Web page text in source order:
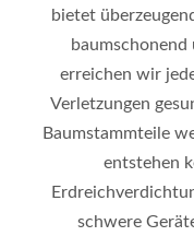
bietet
erreichen wir
Verletzungen
Baumstammteile
entstehen
schwere